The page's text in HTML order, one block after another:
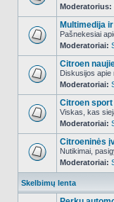
Moderatorius:
Multimedija
Pašnekesiai
Moderatoriai:
Citroen
Diskusijos apie
Moderatoriai:
Citroen sport
Viskas, kas
Moderatoriai:
Citroeninės
Nutikimai,
Moderatoriai:
Skelbimų lenta